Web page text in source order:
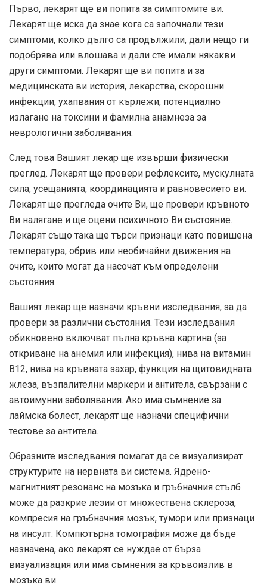
Първо, лекарят ще ви попита за симптомите ви.
Лекарят ще иска да знае кога са започнали тези
симптоми, колко дълго са продължили, дали нещо ги
подобрява или влошава и дали сте имали някакви
други симптоми. Лекарят ще ви попита и за
медицинската ви история, лекарства, скорошни
инфекции, ухапвания от кърлежи, потенциално
излагане на токсини и фамилна анамнеза за
неврологични заболявания.
След това Вашият лекар ще извърши физически
преглед. Лекарят ще провери рефлексите, мускулната
сила, усещанията, координацията и равновесието ви.
Лекарят ще прегледа очите Ви, ще провери кръвното
Ви налягане и ще оцени психичното Ви състояние.
Лекарят също така ще търси признаци като повишена
температура, обрив или необичайни движения на
очите, които могат да насочат към определени
състояния.
Вашият лекар ще назначи кръвни изследвания, за да
провери за различни състояния. Тези изследвания
обикновено включват пълна кръвна картина (за
откриване на анемия или инфекция), нива на витамин
В12, нива на кръвната захар, функция на щитовидната
жлеза, възпалителни маркери и антитела, свързани с
автоимунни заболявания. Ако има съмнение за
лаймска болест, лекарят ще назначи специфични
тестове за антитела.
Образните изследвания помагат да се визуализират
структурите на нервната ви система. Ядрено-
магнитният резонанс на мозъка и гръбначния стълб
може да разкрие лезии от множествена склероза,
компресия на гръбначния мозък, тумори или признаци
на инсулт. Компютърна томография може да бъде
назначена, ако лекарят се нуждае от бърза
визуализация или има съмнения за кръвоизлив в
мозъка ви.